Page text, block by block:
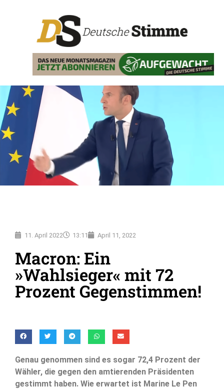
11. April 2022 13:11 April 11, 2022
Macron: Ein
»Wahlsieger« mit 72
Prozent Gegenstimmen!
Genau genommen sind es sogar 72,4 Prozent der
Wähler, die gegen den amtierenden Präsidenten
gestimmt haben. Wie erwartet ist Marine Le Pen